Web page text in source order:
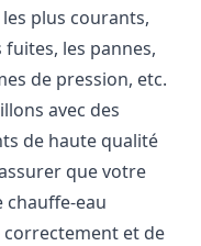
plus courants,
fuites, les pannes,
de pression, etc.
avec des
de haute qualité
que votre
chauffe-eau
et de